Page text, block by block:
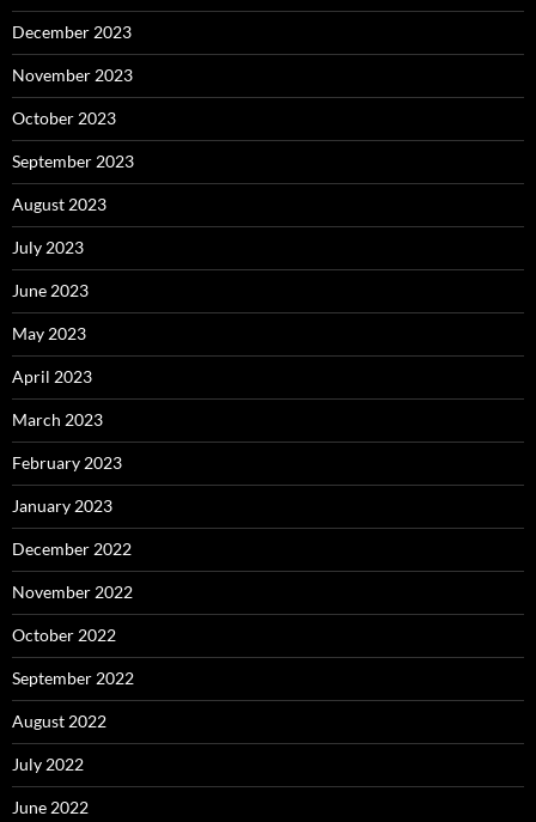
December 2023
November 2023
October 2023
September 2023
August 2023
July 2023
June 2023
May 2023
April 2023
March 2023
February 2023
January 2023
December 2022
November 2022
October 2022
September 2022
August 2022
July 2022
June 2022